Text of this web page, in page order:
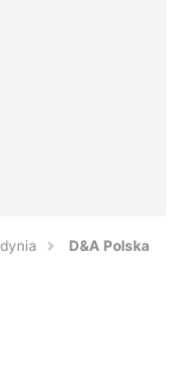
D&A Polska